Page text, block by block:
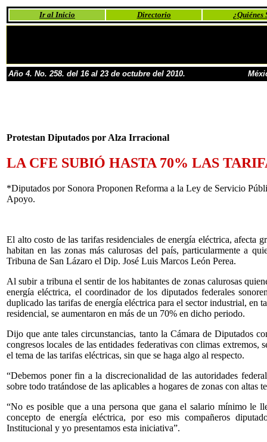
Ir al Inicio Directorio ¿Quiénes
Año 4. No. 258. del 16 al 23 de octubre del 2010.
Protestan Diputados por Alza Irracional
LA CFE SUBIÓ HASTA 70% LAS
*Diputados por Sonora Proponen Reforma a la Ley de Servicio
Apoyo.
El alto costo de las tarifas residenciales de energía eléctrica, afecta
habitan en las zonas más calurosas del país, particularmente a
Tribuna de San Lázaro el Dip. José Luis Marcos León Perea.
Al subir a tribuna el sentir de los habitantes de zonas calurosas
energía eléctrica, el coordinador de los diputados federales
duplicado las tarifas de energía eléctrica para el sector industrial, en
residencial, se aumentaron en más de un 70% en dicho periodo.
Dijo que ante tales circunstancias, tanto la Cámara de Diputados
congresos locales de las entidades federativas con climas extremos,
el tema de las tarifas eléctricas, sin que se haga algo al respecto.
“Debemos poner fin a la discrecionalidad de las autoridades
sobre todo tratándose de las aplicables a hogares de zonas con altas
“No es posible que a una persona que gana el salario mínimo le
concepto de energía eléctrica, por eso mis compañeros
Institucional y yo presentamos esta iniciativa”.